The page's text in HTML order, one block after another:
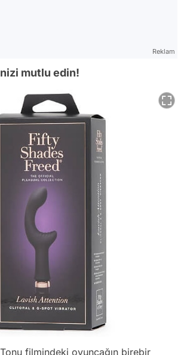
Reklam
mutlu edin!
filmindeki oyuncağın birebir